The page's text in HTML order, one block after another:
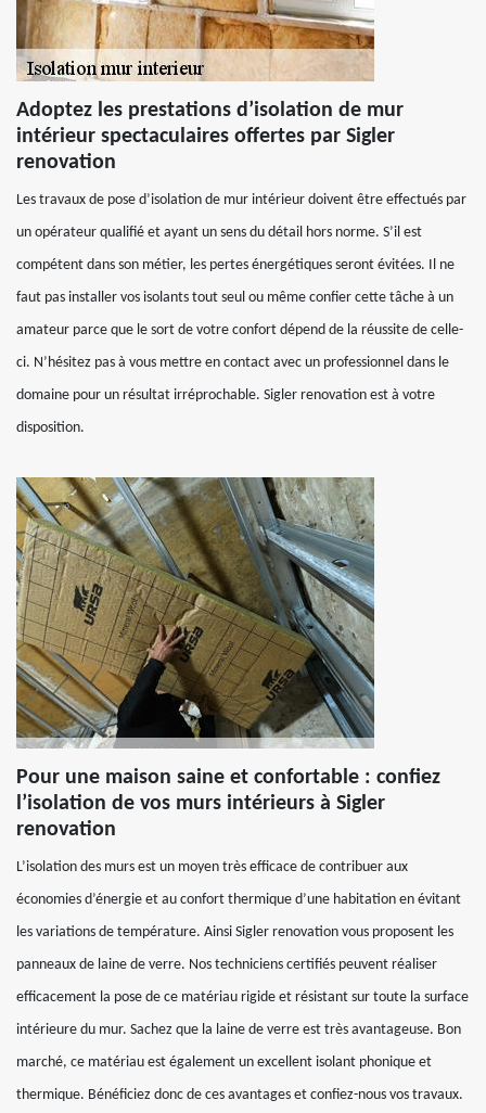
Adoptez les prestations d’isolation de mur
intérieur spectaculaires offertes par Sigler
renovation
Les travaux de pose d’isolation de mur intérieur doivent être effectués par
un opérateur qualifié et ayant un sens du détail hors norme. S’il est
compétent dans son métier, les pertes énergétiques seront évitées. Il ne
faut pas installer vos isolants tout seul ou même confier cette tâche à un
amateur parce que le sort de votre confort dépend de la réussite de celle-
ci. N’hésitez pas à vous mettre en contact avec un professionnel dans le
domaine pour un résultat irréprochable. Sigler renovation est à votre
disposition.
Pour une maison saine et confortable : confiez
l’isolation de vos murs intérieurs à Sigler
renovation
L’isolation des murs est un moyen très efficace de contribuer aux
économies d’énergie et au confort thermique d’une habitation en évitant
les variations de température. Ainsi Sigler renovation vous proposent les
panneaux de laine de verre. Nos techniciens certifiés peuvent réaliser
efficacement la pose de ce matériau rigide et résistant sur toute la surface
intérieure du mur. Sachez que la laine de verre est très avantageuse. Bon
marché, ce matériau est également un excellent isolant phonique et
thermique. Bénéficiez donc de ces avantages et confiez-nous vos travaux.